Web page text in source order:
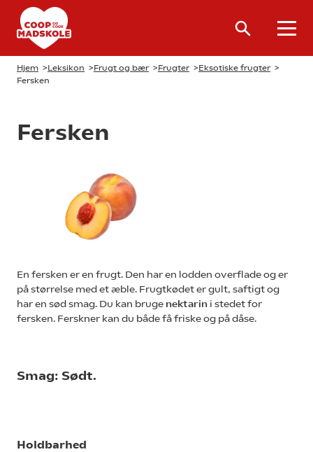
Hjem >Leksikon >Frugt og bær >Frugter >Eksotiske frugter >
Fersken
Fersken
En fersken er en frugt. Den har en lodden overflade og er
på størrelse med et æble. Frugtkødet er gult, saftigt og
har en sød smag. Du kan bruge nektarin i stedet for
fersken. Ferskner kan du både få friske og på dåse.
Smag: Sødt.
Holdbarhed